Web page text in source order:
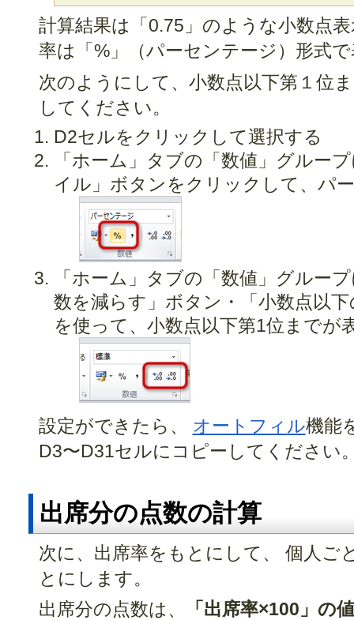
計算結果は「0.75」のような小数点
率は「%」（パーセンテージ）形式
次のようにして、小数点以下第１位
してください。
D2セルをクリックして選択する
「ホーム」タブの「数値」グルー
イル」ボタンをクリックして、パ
「ホーム」タブの「数値」グルー
数を減らす」ボタン・「小数点以
を使って、小数点以下第1位までが
設定ができたら、 オートフィル機能
D3〜D31セルにコピーしてください
出席分の点数の計算
次に、出席率をもとにして、 個人ご
とにします。
出席分の点数は、
「出席率×100」の